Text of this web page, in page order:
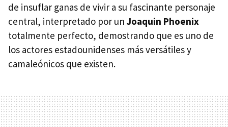
de insuflar ganas de vivir a su fascinante personaje
central, interpretado por un Joaquin Phoenix
totalmente perfecto, demostrando que es uno de
los actores estadounidenses más versátiles y
camaleónicos que existen.